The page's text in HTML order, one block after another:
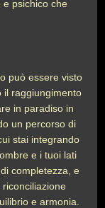
psichico che
può essere visto
il raggiungimento
in paradiso in
un percorso di
stai integrando
e i tuoi lati
completezza, e
e armonia.